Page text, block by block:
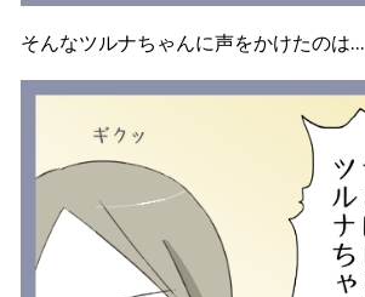
そんなツルナちゃんに声をかけたのは…